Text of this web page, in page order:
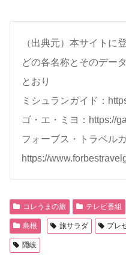
（出典元）本サイトに
どの各名称とそのデー
とおり
ミシュランガイド：
ゴ・エ・ミヨ：https://
フォーブス・トラベル
https://
コレうまの旅 テレビ番組
島根 旅サラダ プレ
隠岐